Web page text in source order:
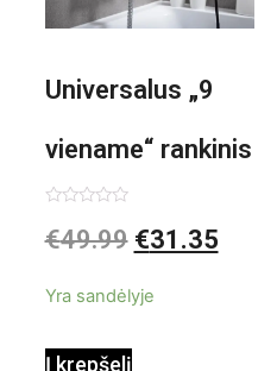
Universalus „9
viename“ rankinis
garintuvas su
0
iš
€49.99 €31.35
Yra sandėlyje
Į krepšelį